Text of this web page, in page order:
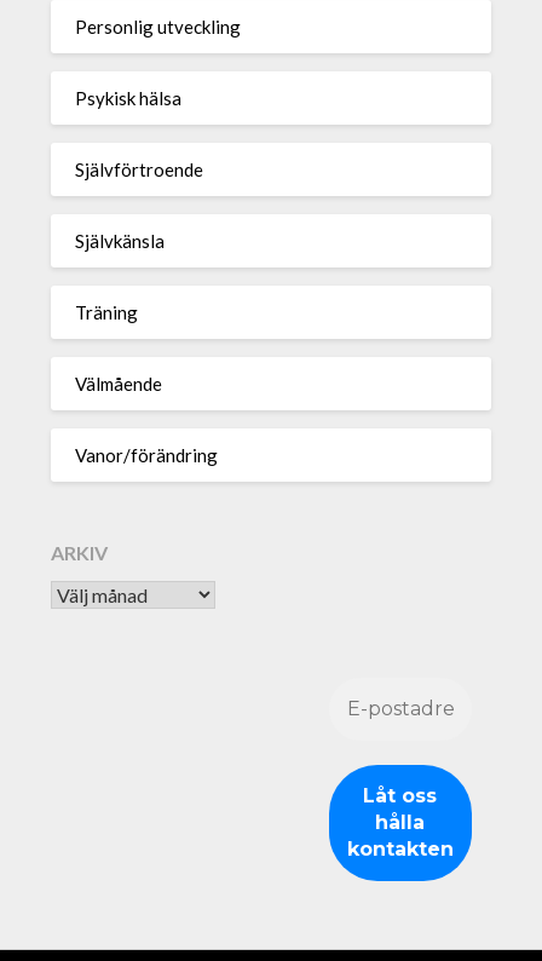
Personlig utveckling
Psykisk hälsa
Självförtroende
Självkänsla
Träning
Välmående
Vanor/förändring
ARKIV
Arkiv